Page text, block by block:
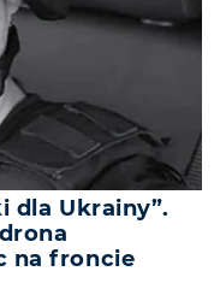
dla Ukrainy”.
na froncie